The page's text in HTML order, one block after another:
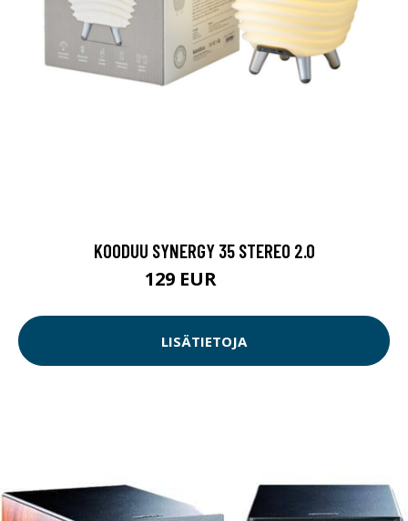
KOODUU SYNERGY 35 STEREO 2.0
129 EUR
LISÄTIETOJA